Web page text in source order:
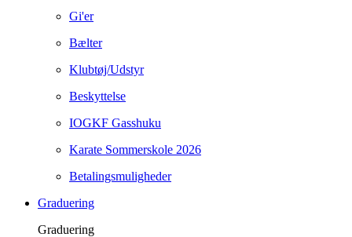
Gi'er
Bælter
Klubtøj/Udstyr
Beskyttelse
IOGKF Gasshuku
Karate Sommerskole 2026
Betalingsmuligheder
Graduering
Graduering